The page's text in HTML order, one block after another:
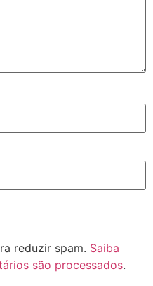
reduzir spam. Saiba
são processados.